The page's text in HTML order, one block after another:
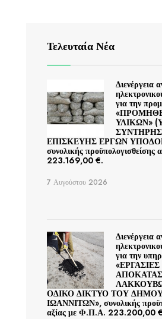
Τελευταία Νέα
Διενέργεια
για την
ΥΛΙΚΩΝ»
ΕΠΙΣΚΕΥΗΣ ΕΡΓΩΝ
συνολικής
223.169,00 €.
7 Αυγούστου 2026
Διενέργεια
για την
«ΕΡΓΑΣΙΕΣ
ΟΔΙΚΟ ΔΙΚΤΥΟ ΤΟΥ
ΙΩΑΝΝΙΤΩΝ», συνολικής
αξίας με Φ.Π.Α. 223.200,00